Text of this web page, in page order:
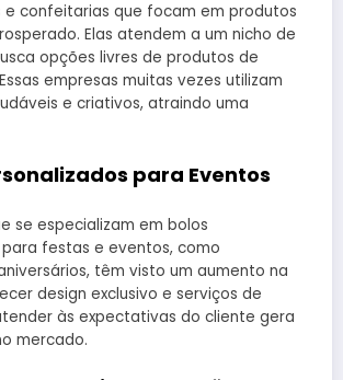
e confeitarias que focam em produtos
Elas atendem a um nicho de
opções livres de produtos de
empresas muitas vezes utilizam
e criativos, atraindo uma
para Eventos
se especializam em bolos
festas e eventos, como
têm visto um aumento na
design exclusivo e serviços de
às expectativas do cliente gera
mercado.